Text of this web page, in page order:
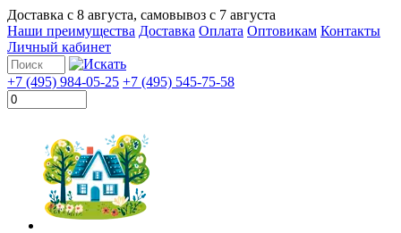
Доставка с 8 августа, самовывоз с 7 августа
Наши преимущества Доставка Оплата Оптовикам Контакты
Личный кабинет
+7 (495) 984-05-25 +7 (495) 545-75-58